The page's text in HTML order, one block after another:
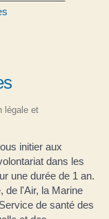
légale et
initier aux
dans les
une durée de 1 an.
de l'Air, la Marine
de santé des